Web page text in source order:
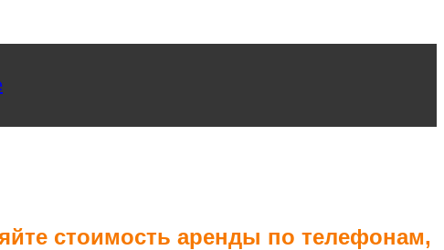
стоимость аренды по телефонам,